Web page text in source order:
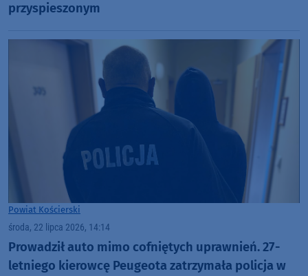
przyspieszonym
Powiat Kościerski
środa, 22 lipca 2026, 14:14
Prowadził auto mimo cofniętych uprawnień. 27-
letniego kierowcę Peugeota zatrzymała policja w